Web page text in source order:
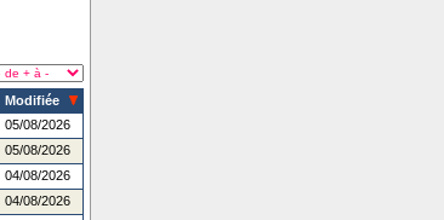
Modifiée
05/08/2026
05/08/2026
04/08/2026
04/08/2026